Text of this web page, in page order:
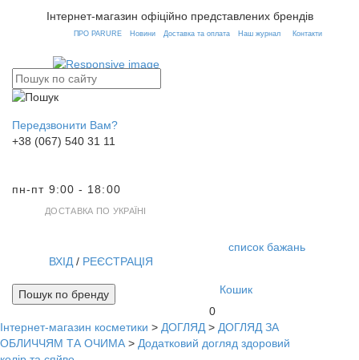
Інтернет-магазин офіційно представлених брендів
ПРО PARURE Новини Доставка та оплата Наш журнал Контакти
Передзвонити Вам?
+38 (067) 540 31 11
пн-пт 9:00 - 18:00
ДОСТАВКА ПО УКРАЇНІ
список бажань
ВХІД / РЕЄСТРАЦІЯ
Кошик
0
Пошук по бренду
Інтернет-магазин косметики > ДОГЛЯД > ДОГЛЯД ЗА
ОБЛИЧЧЯМ ТА ОЧИМА > Додатковий догляд здоровий